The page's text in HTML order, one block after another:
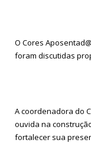
O Cores
foram discutidas
A coordenadora do
ouvida na
fortalecer sua